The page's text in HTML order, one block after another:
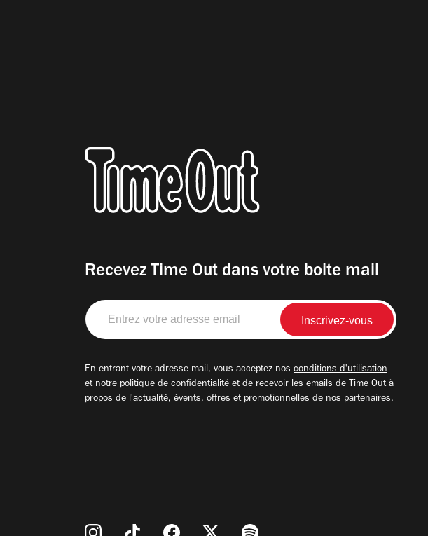
Recevez Time Out dans votre boite mail
Entrez
votre
adresse
En entrant votre adresse mail, vous acceptez nos conditions d'utilisation
et notre politique de confidentialité et de recevoir les emails de Time Out à
propos de l'actualité, évents, offres et promotionnelles de nos partenaires.